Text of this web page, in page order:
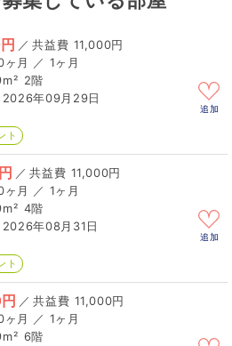
／
11,000円
ヶ月 ／ 1ヶ月
2階
2026年09月29日
ト
追加
／
11,000円
ヶ月 ／ 1ヶ月
4階
2026年08月31日
ト
追加
／
11,000円
ヶ月 ／ 1ヶ月
6階